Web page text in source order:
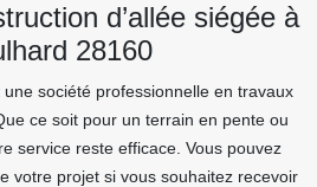
d’allée siégée à
28160
société professionnelle en travaux
ce soit pour un terrain en pente ou
service reste efficace. Vous pouvez
votre projet si vous souhaitez recevoir